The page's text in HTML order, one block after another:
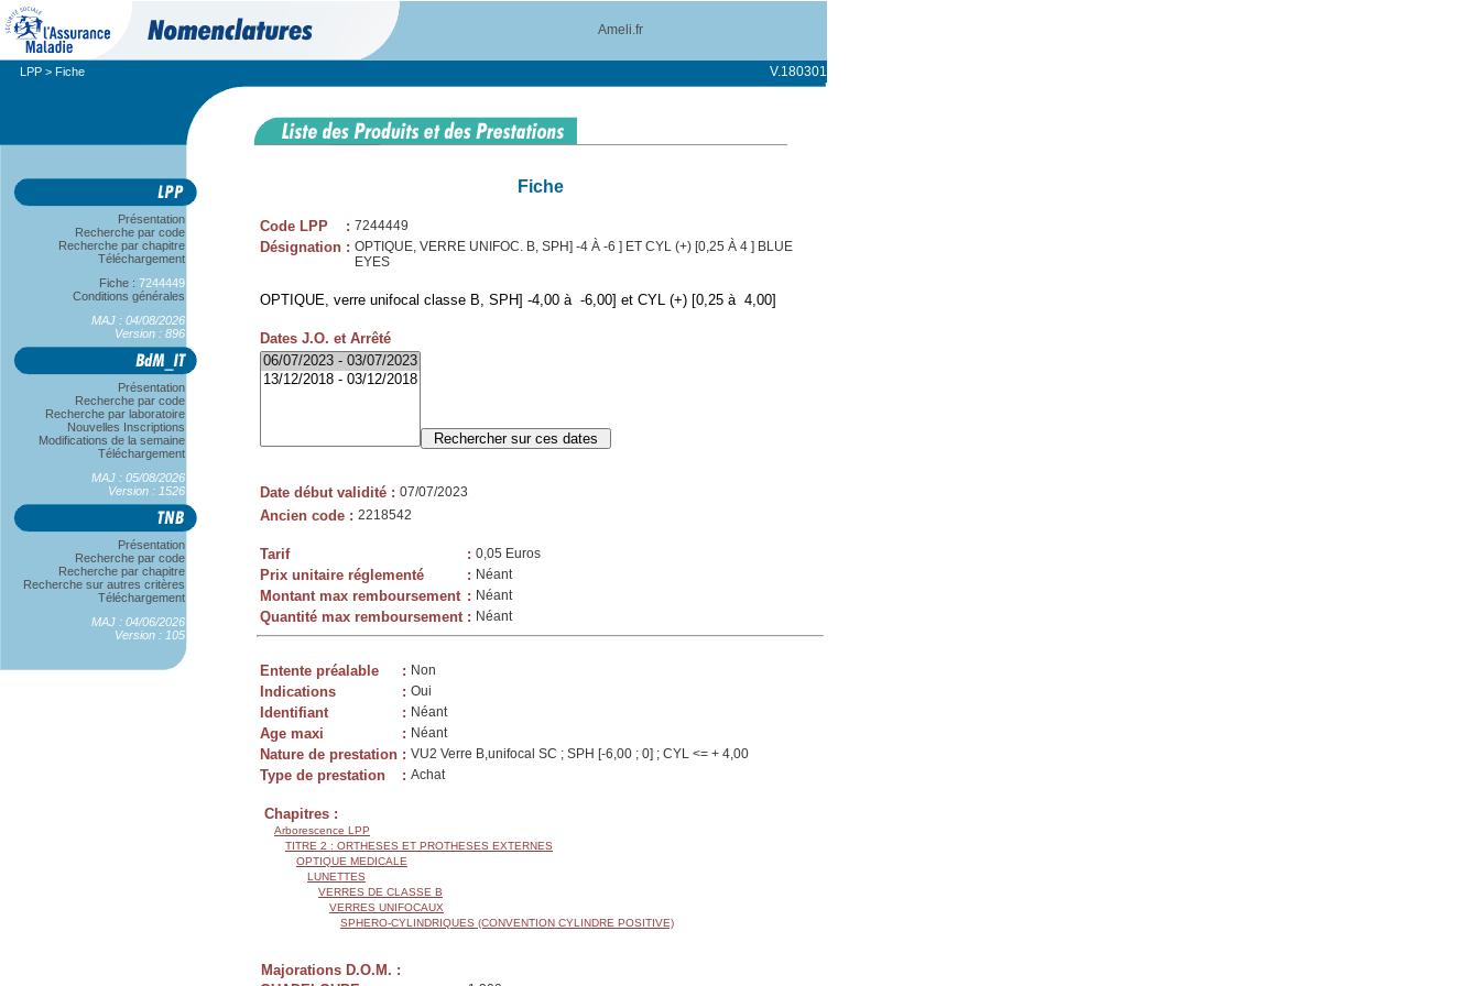
Ameli.fr
LPP > Fiche V.180301
Présentation
Recherche par code
Recherche par chapitre
Téléchargement
Fiche : 7244449
Conditions générales
MAJ : 04/08/2026
Version : 896
Présentation
Recherche par code
Recherche par laboratoire
Nouvelles Inscriptions
Modifications de la semaine
Téléchargement
MAJ : 05/08/2026
Version : 1526
Présentation
Recherche par code
Recherche par chapitre
Recherche sur autres critères
Téléchargement
MAJ : 04/06/2026
Version : 105
Fiche
Code LPP : 7244449
Désignation : OPTIQUE, VERRE UNIFOC. B, SPH] -4 À -6 ] ET CYL (+) [0,25 À 4 ] BLUE
EYES
OPTIQUE, verre unifocal classe B, SPH] -4,00 à -6,00] et CYL (+) [0,25 à 4,00]
Dates J.O. et Arrêté
Date début validité : 07/07/2023
Ancien code : 2218542
Tarif : 0,05 Euros
Prix unitaire réglementé : Néant
Montant max remboursement : Néant
Quantité max remboursement : Néant
Entente préalable : Non
Indications : Oui
Identifiant : Néant
Age maxi : Néant
Nature de prestation : VU2 Verre B,unifocal SC ; SPH [-6,00 ; 0] ; CYL <= + 4,00
Type de prestation : Achat
Chapitres :
Arborescence LPP
TITRE 2 : ORTHESES ET PROTHESES EXTERNES
OPTIQUE MEDICALE
LUNETTES
VERRES DE CLASSE B
VERRES UNIFOCAUX
SPHERO-CYLINDRIQUES (CONVENTION CYLINDRE POSITIVE)
Majorations D.O.M. :